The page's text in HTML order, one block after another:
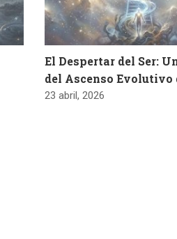
El Despertar del Ser:
del Ascenso Evolutivo
23 abril, 2026